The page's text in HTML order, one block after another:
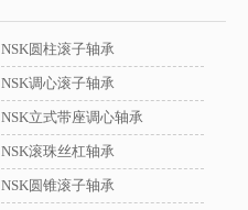
NSK圆柱滚子轴承
NSK调心滚子轴承
NSK立式带座调心轴承
NSK滚珠丝杠轴承
NSK圆锥滚子轴承